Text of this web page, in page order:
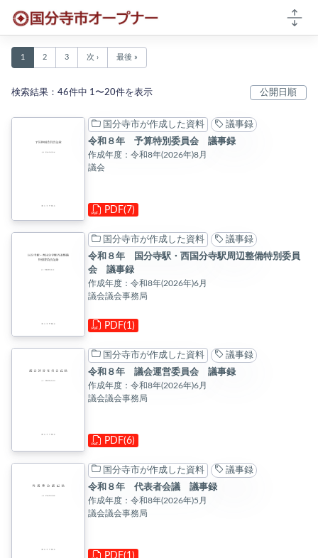
国分寺市オープナー 検索結果
1 2 3 次 › 最後 »
検索結果：46件中 1〜20件を表示
国分寺市が作成した資料
議事録
令和８年 予算特別委員会 議事録
作成年度：令和8年(2026年)8月
議会
PDF(7)
国分寺市が作成した資料
議事録
令和８年 国分寺駅・西国分寺駅周辺整備特別委員
会 議事録
作成年度：令和8年(2026年)6月
議会議会事務局
PDF(1)
国分寺市が作成した資料
議事録
令和８年 議会運営委員会 議事録
作成年度：令和8年(2026年)6月
議会議会事務局
PDF(6)
国分寺市が作成した資料
議事録
令和８年 代表者会議 議事録
作成年度：令和8年(2026年)5月
議会議会事務局
PDF(1)